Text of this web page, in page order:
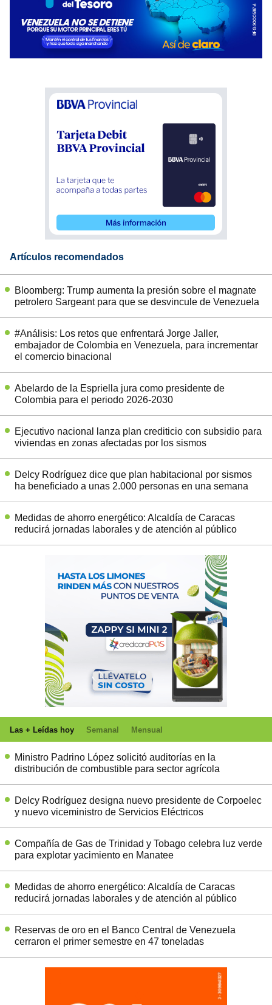
Artículos recomendados
Bloomberg: Trump aumenta la presión sobre el magnate
petrolero Sargeant para que se desvincule de Venezuela
#Análisis: Los retos que enfrentará Jorge Jaller,
embajador de Colombia en Venezuela, para incrementar
el comercio binacional
Abelardo de la Espriella jura como presidente de
Colombia para el periodo 2026-2030
Ejecutivo nacional lanza plan crediticio con subsidio para
viviendas en zonas afectadas por los sismos
Delcy Rodríguez dice que plan habitacional por sismos
ha beneficiado a unas 2.000 personas en una semana
Medidas de ahorro energético: Alcaldía de Caracas
reducirá jornadas laborales y de atención al público
Las + Leídas hoy Semanal Mensual
Ministro Padrino López solicitó auditorías en la
distribución de combustible para sector agrícola
Delcy Rodríguez designa nuevo presidente de Corpoelec
y nuevo viceministro de Servicios Eléctricos
Compañía de Gas de Trinidad y Tobago celebra luz verde
para explotar yacimiento en Manatee
Medidas de ahorro energético: Alcaldía de Caracas
reducirá jornadas laborales y de atención al público
Reservas de oro en el Banco Central de Venezuela
cerraron el primer semestre en 47 toneladas